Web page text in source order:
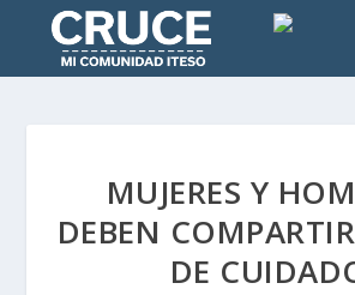
MUJERES Y
DEBEN
DE